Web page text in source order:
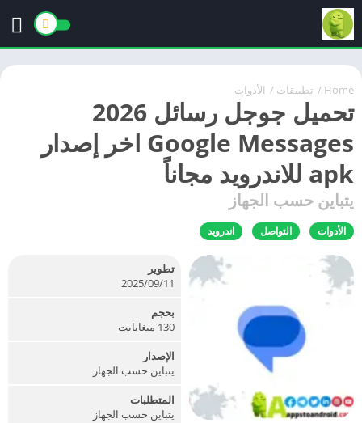
Home
/ تطبيقات / الأدوات
تحميل جوجل رسائل 2026
Google Messages اخر إصدار
apk للاندرويد مجاناً
يتباين حسب الجهاز
الأدوات التواصل اندرويد
تطوير
11‏/09‏/2025
بحجم
130 ميغابايت
الإصدار
يتباين حسب الجهاز
المتطلبات
يتباين حسب الجهاز